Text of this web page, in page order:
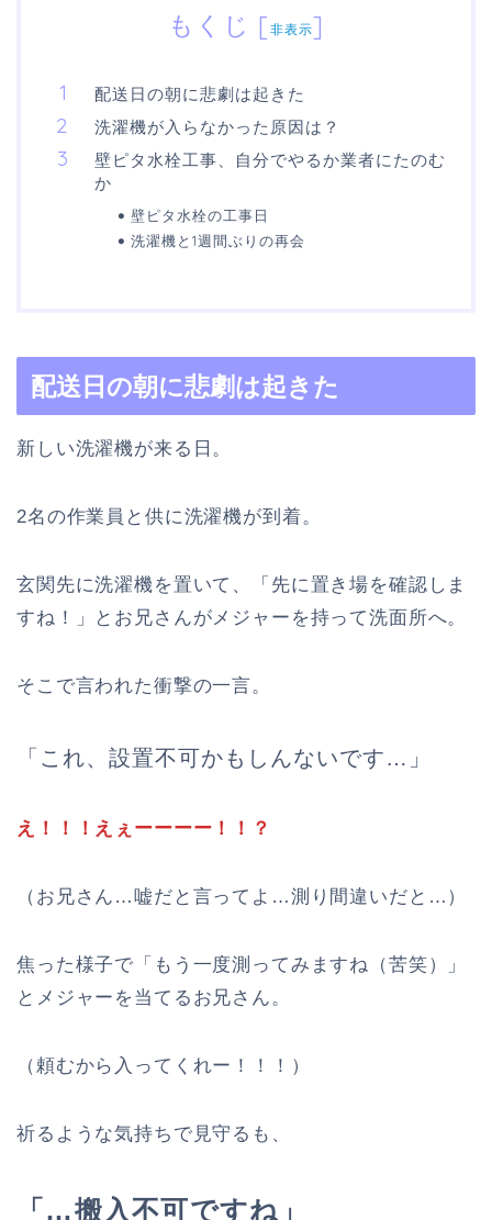
もくじ [ 非表示]
配送日の朝に悲劇は起きた
洗濯機が入らなかった原因は？
壁ピタ水栓工事、自分でやるか業者にたのむ
か
壁ピタ水栓の工事日
洗濯機と1週間ぶりの再会
配送日の朝に悲劇は起きた
新しい洗濯機が来る日。
2名の作業員と供に洗濯機が到着。
玄関先に洗濯機を置いて、「先に置き場を確認しま
すね！」とお兄さんがメジャーを持って洗面所へ。
そこで言われた衝撃の一言。
「これ、設置不可かもしんないです…」
え！！！えぇーーーー！！？
（お兄さん…嘘だと言ってよ…測り間違いだと…）
焦った様子で「もう一度測ってみますね（苦笑）」
とメジャーを当てるお兄さん。
（頼むから入ってくれー！！！）
祈るような気持ちで見守るも、
「…搬入不可ですね」